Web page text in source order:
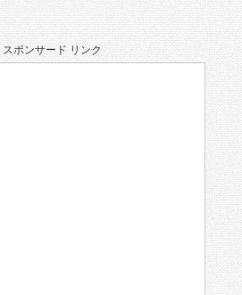
スポンサード リンク